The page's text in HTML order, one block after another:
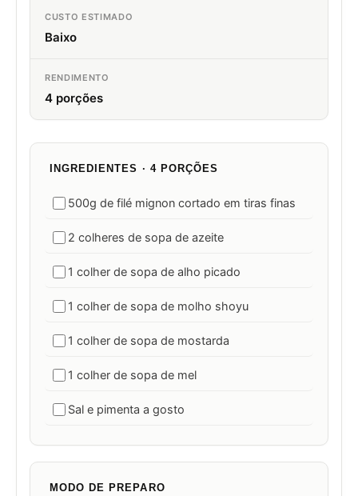
CUSTO ESTIMADO
Baixo
RENDIMENTO
4 porções
INGREDIENTES · 4 PORÇÕES
500g de filé mignon cortado em tiras finas
2 colheres de sopa de azeite
1 colher de sopa de alho picado
1 colher de sopa de molho shoyu
1 colher de sopa de mostarda
1 colher de sopa de mel
Sal e pimenta a gosto
MODO DE PREPARO